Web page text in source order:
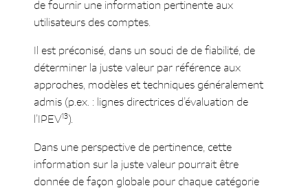
de fournir une information pertinente aux
utilisateurs des comptes.
Il est préconisé, dans un souci de de fiabilité, de
déterminer la juste valeur par référence aux
approches, modèles et techniques généralement
admis (p.ex. : lignes directrices d’évaluation de
l’IPEV13).
Dans une perspective de pertinence, cette
information sur la juste valeur pourrait être
donnée de façon globale pour chaque catégorie